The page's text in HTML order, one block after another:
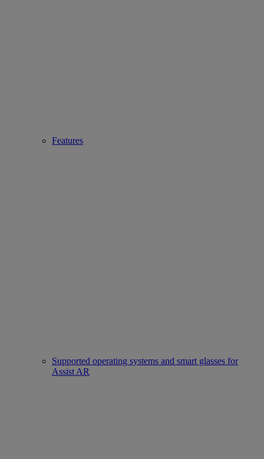
Features
Supported operating systems and smart glasses for
Assist AR